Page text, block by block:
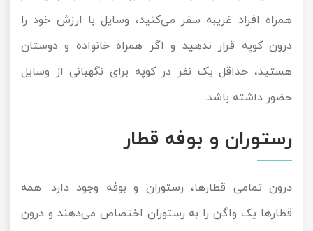
همراه افراد غریبه سفر می‌کنید، وسایل با ارزش خود را
درون کوپه قرار ندهید و اگر همراه خانواده و دوستان
هستید، حداقل یک نفر در کوپه برای نگهبانی از وسایل
حضور داشته باشد.
رستوران و بوفه قطار
درون تمامی قطارها، رستوران و بوفه وجود دارد. همه
قطارها یک واگن را به رستوران اختصاص می‌دهند و درون